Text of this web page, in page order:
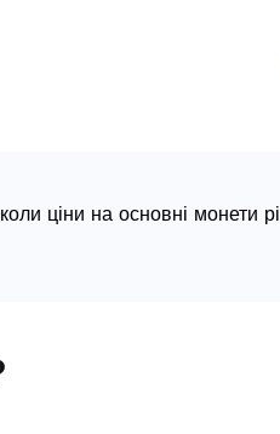
ціни на основні монети